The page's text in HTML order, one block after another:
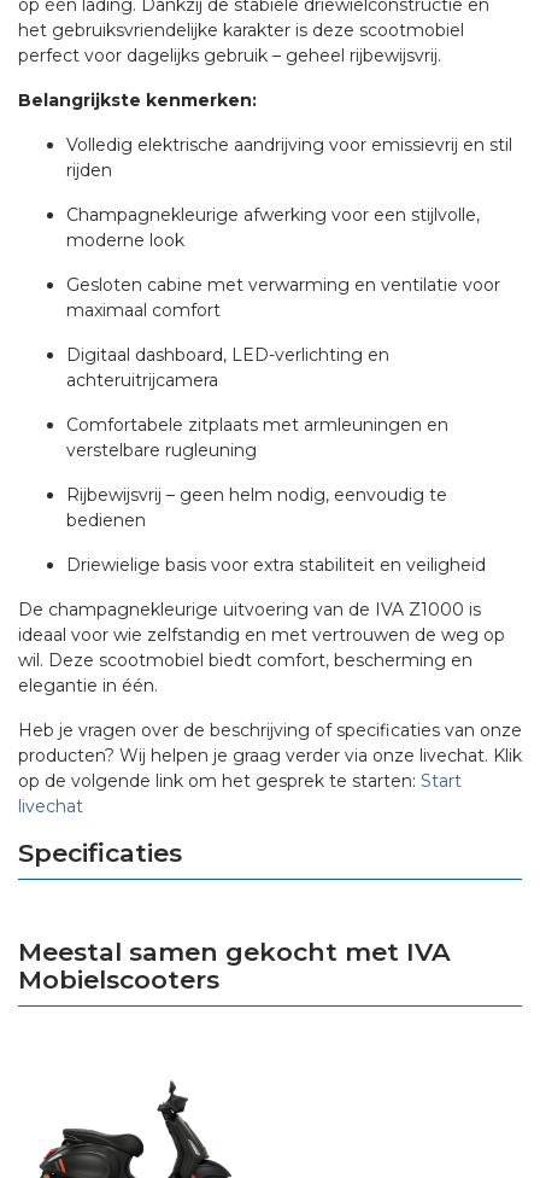
op één lading. Dankzij de stabiele driewielconstructie en
het gebruiksvriendelijke karakter is deze scootmobiel
perfect voor dagelijks gebruik – geheel rijbewijsvrij.
Belangrijkste kenmerken:
Volledig elektrische aandrijving voor emissievrij en stil
rijden
Champagnekleurige afwerking voor een stijlvolle,
moderne look
Gesloten cabine met verwarming en ventilatie voor
maximaal comfort
Digitaal dashboard, LED-verlichting en
achteruitrijcamera
Comfortabele zitplaats met armleuningen en
verstelbare rugleuning
Rijbewijsvrij – geen helm nodig, eenvoudig te
bedienen
Driewielige basis voor extra stabiliteit en veiligheid
De champagnekleurige uitvoering van de IVA Z1000 is
ideaal voor wie zelfstandig en met vertrouwen de weg op
wil. Deze scootmobiel biedt comfort, bescherming en
elegantie in één.
Heb je vragen over de beschrijving of specificaties van onze
producten? Wij helpen je graag verder via onze livechat. Klik
op de volgende link om het gesprek te starten: Start
livechat
Specificaties
Meestal samen gekocht met IVA
Mobielscooters